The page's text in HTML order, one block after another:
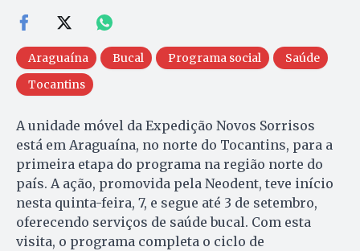
Araguaína Bucal Programa social
Saúde
Tocantins
A unidade móvel da Expedição Novos Sorrisos
está em Araguaína, no norte do Tocantins, para a
primeira etapa do programa na região norte do
país. A ação, promovida pela Neodent, teve início
nesta quinta-feira, 7, e segue até 3 de setembro,
oferecendo serviços de saúde bucal. Com esta
visita, o programa completa o ciclo de